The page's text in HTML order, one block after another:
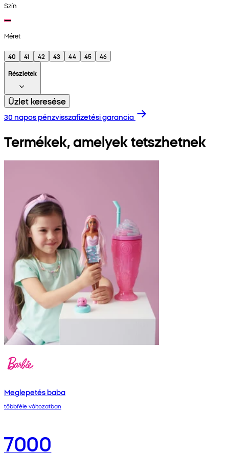
Szín
Méret
40 41 42 43 44 45
46
Részletek
Üzlet keresése
30 napos pénzvisszafizetési garancia
Termékek, amelyek tetszhetnek
Meglepetés baba
többféle változatban
7000